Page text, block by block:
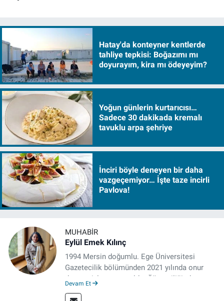
Hatay'da konteyner kentlerde
tahliye tepkisi: Boğazımı mı
doyurayım, kira mı ödeyeyim?
Yoğun günlerin kurtarıcısı…
Sadece 30 dakikada kremalı
tavuklu arpa şehriye
İnciri böyle deneyen bir daha
vazgeçemiyor… İşte taze incirli
Pavlova!
MUHABIR
Eylül Emek Kılınç
1994 Mersin doğumlu. Ege Üniversitesi
Gazetecilik bölümünden 2021 yılında onur
derecesiyle mezun oldu. Öğrenciliğinde
Devam Et